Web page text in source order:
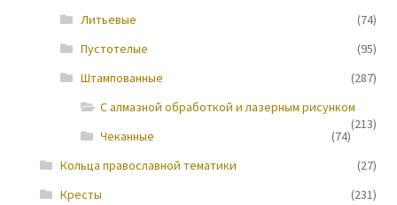
Новости
Литьевые
(74)
Пустотелые
(95)
Штампованные
(287)
С алмазной обработкой и лазерным рисунком
(213)
Чеканные
(74)
Кольца православной тематики
(27)
Кресты
(231)